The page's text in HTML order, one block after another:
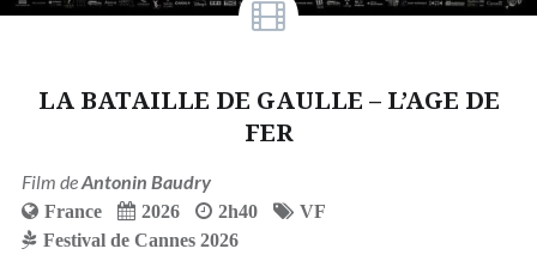
LA BATAILLE DE GAULLE – L’AGE DE
FER
Film deAntonin Baudry
France 2026 2h40
VF
Festival de Cannes 2026